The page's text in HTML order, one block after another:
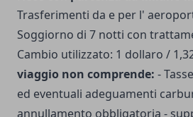
Trasferimenti da e per l'
Soggiorno di 7 notti con
Cambio utilizzato: 1 dollaro /
viaggio non comprende: -
ed eventuali adeguamenti
annullamento obbligatoria -